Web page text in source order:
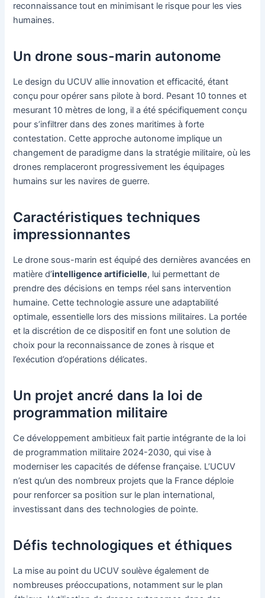
reconnaissance tout en minimisant le risque pour les vies
humaines.
Un drone sous-marin autonome
Le design du UCUV allie innovation et efficacité, étant
conçu pour opérer sans pilote à bord. Pesant 10 tonnes et
mesurant 10 mètres de long, il a été spécifiquement conçu
pour s’infiltrer dans des zones maritimes à forte
contestation. Cette approche autonome implique un
changement de paradigme dans la stratégie militaire, où les
drones remplaceront progressivement les équipages
humains sur les navires de guerre.
Caractéristiques techniques
impressionnantes
Le drone sous-marin est équipé des dernières avancées en
matière d’intelligence artificielle, lui permettant de
prendre des décisions en temps réel sans intervention
humaine. Cette technologie assure une adaptabilité
optimale, essentielle lors des missions militaires. La portée
et la discrétion de ce dispositif en font une solution de
choix pour la reconnaissance de zones à risque et
l’exécution d’opérations délicates.
Un projet ancré dans la loi de
programmation militaire
Ce développement ambitieux fait partie intégrante de la loi
de programmation militaire 2024-2030, qui vise à
moderniser les capacités de défense française. L’UCUV
n’est qu’un des nombreux projets que la France déploie
pour renforcer sa position sur le plan international,
investissant dans des technologies de pointe.
Défis technologiques et éthiques
La mise au point du UCUV soulève également de
nombreuses préoccupations, notamment sur le plan